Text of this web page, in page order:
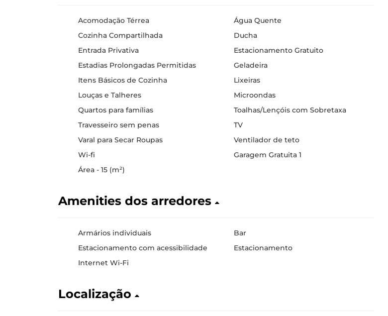
Acomodação Térrea
Água Quente
Cozinha Compartilhada
Ducha
Entrada Privativa
Estacionamento Gratuito
Estadias Prolongadas Permitidas
Geladeira
Itens Básicos de Cozinha
Lixeiras
Louças e Talheres
Microondas
Quartos para famílias
Toalhas/Lençóis com Sobretaxa
Travesseiro sem penas
TV
Varal para Secar Roupas
Ventilador de teto
Wi-fi
Garagem Gratuita 1
Área - 15 (m²)
Amenities dos arredores
Armários individuais
Bar
Estacionamento com acessibilidade
Estacionamento
Internet Wi-Fi
Localização